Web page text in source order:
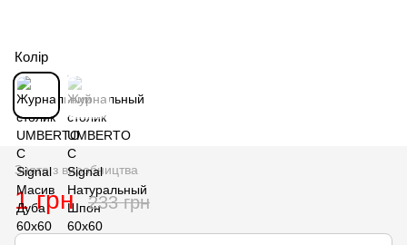
Колір
Знято з виробництва
1 грн 233 грн